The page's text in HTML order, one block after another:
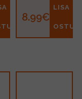
Siirup
8.99€
LISA